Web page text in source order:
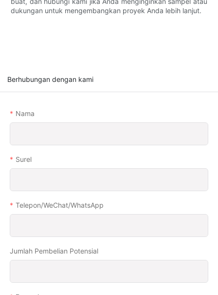
dukungan untuk mengembangkan proyek Anda lebih lanjut.
Berhubungan dengan kami
Nama
Surel
Telepon/WeChat/WhatsApp
Jumlah Pembelian Potensial